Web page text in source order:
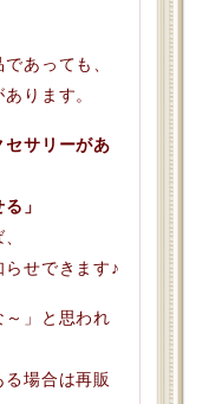
あっても、
ります。
セサリーがあ
」
せできます♪
～」と思われ
場合は再販